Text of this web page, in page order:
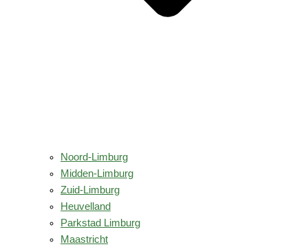
Noord-Limburg
Midden-Limburg
Zuid-Limburg
Heuvelland
Parkstad Limburg
Maastricht